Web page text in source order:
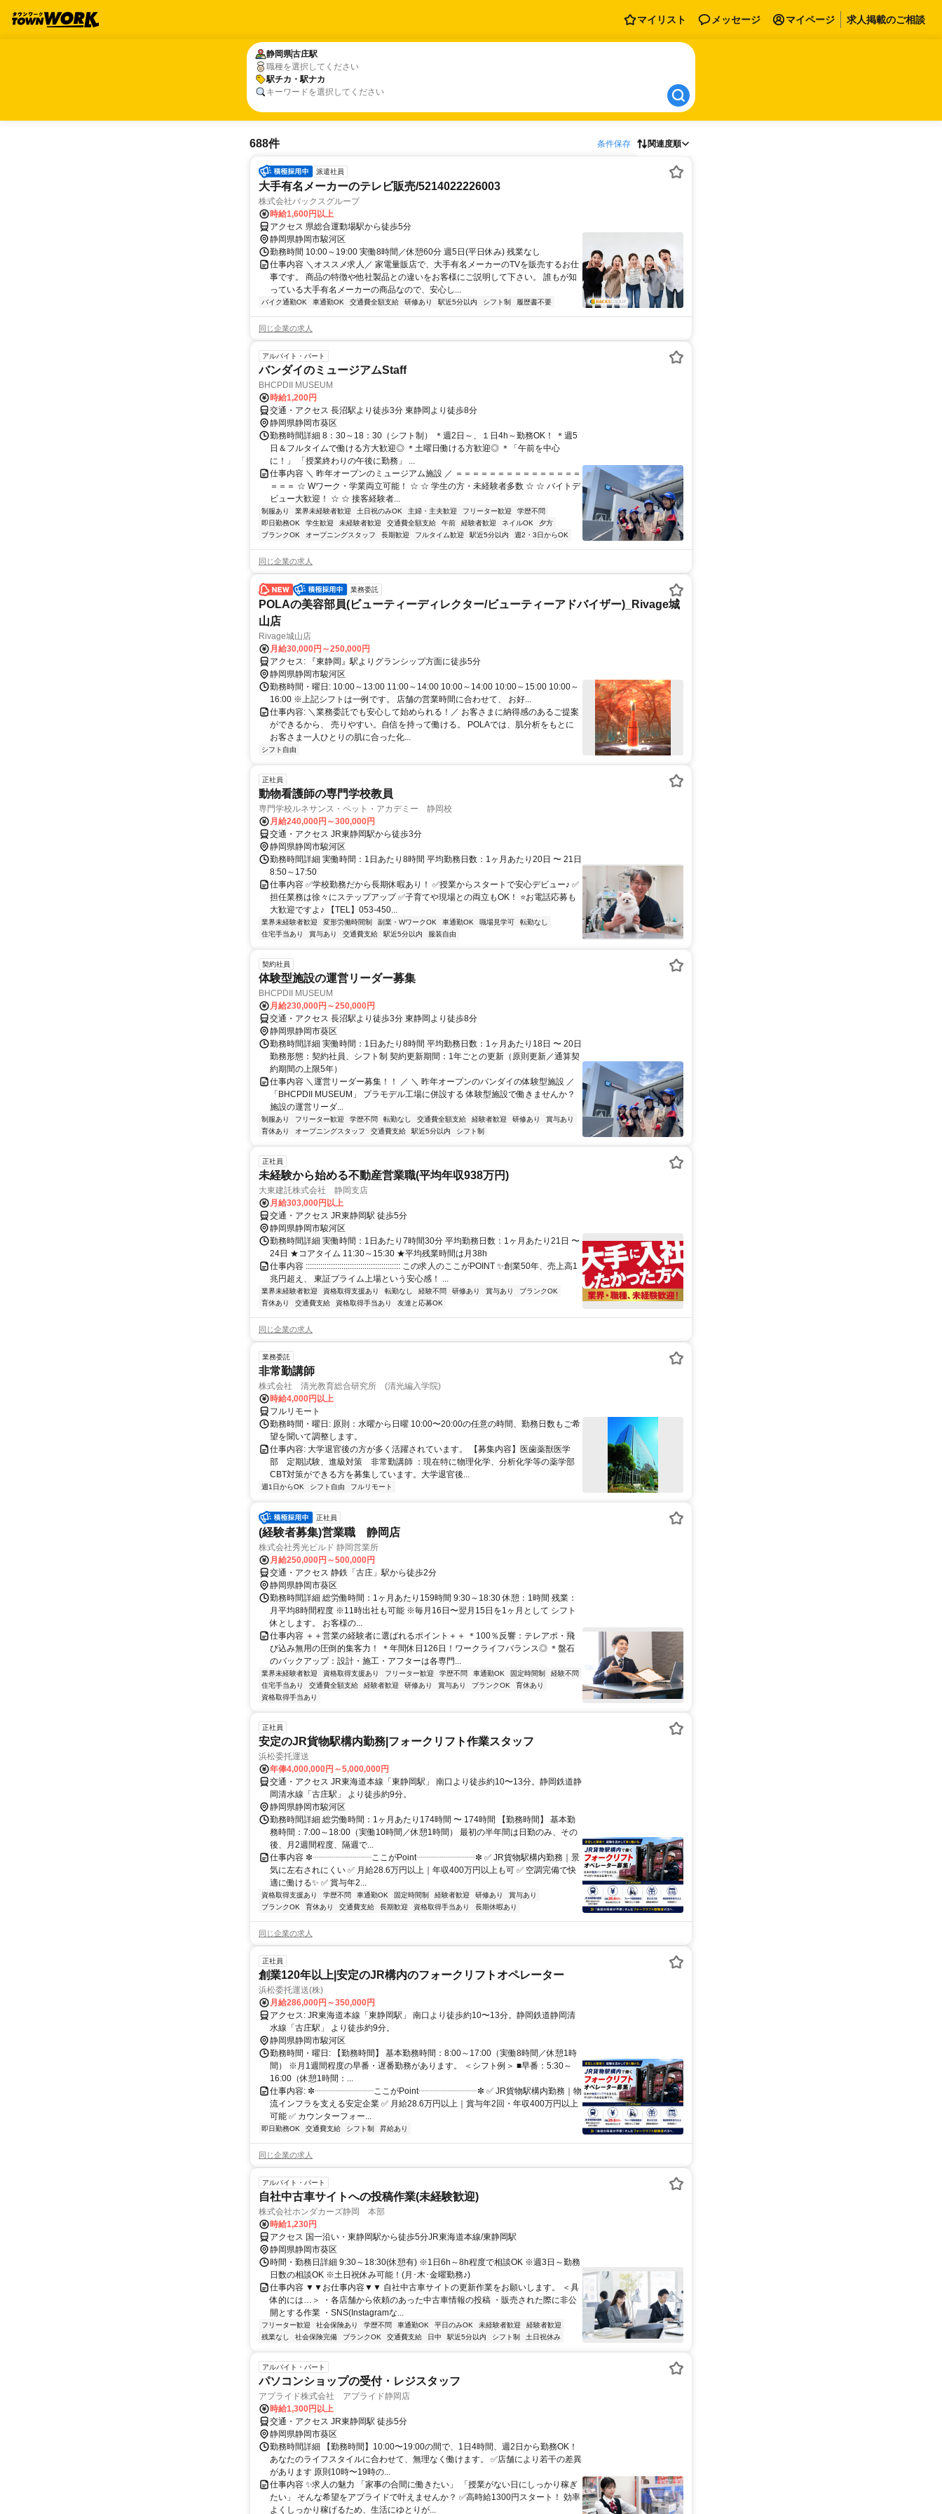
マイリスト メッセージ マイページ 求人掲載のご相談
静岡県古庄駅
職種を選択してください
駅チカ・駅ナカ
キーワードを選択してください
静岡県古庄駅
駅チカ・駅ナカ
688件 条件保存 関連度順
派遣社員
大手有名メーカーのテレビ販売/5214022226003
株式会社バックスグループ
時給1,600円以上
アクセス 県総合運動場駅から徒歩5分
静岡県静岡市駿河区
勤務時間 10:00～19:00 実働8時間／休憩60分 週5日(平日休み) 残業なし
仕事内容 ＼オススメ求人／ 家電量販店で、大手有名メーカーのTVを販売するお仕
事です。 商品の特徴や他社製品との違いをお客様にご説明して下さい。 誰もが知
っている大手有名メーカーの商品なので、安心し...
バイク通勤OK 車通勤OK 交通費全額支給 研修あり 駅近5分以内 シフト制 履歴書不要
同じ企業の求人
アルバイト・パート
バンダイのミュージアムStaff
BHCPDII MUSEUM
時給1,200円
交通・アクセス 長沼駅より徒歩3分 東静岡より徒歩8分
静岡県静岡市葵区
勤務時間詳細 8：30～18：30（シフト制） ＊週2日～、１日4h～勤務OK！ ＊週5
日＆フルタイムで働ける方大歓迎◎ ＊土曜日働ける方歓迎◎ ＊「午前を中心
に！」 「授業終わりの午後に勤務」 ...
仕事内容 ＼ 昨年オープンのミュージアム施設 ／ ＝＝＝＝＝＝＝＝＝＝＝＝＝＝＝
＝＝＝ ☆ Wワーク・学業両立可能！ ☆ ☆ 学生の方・未経験者多数 ☆ ☆ バイトデ
ビュー大歓迎！ ☆ ☆ 接客経験者...
制服あり 業界未経験者歓迎 土日祝のみOK 主婦・主夫歓迎 フリーター歓迎
学歴不問
即日勤務OK
学生歓迎 未経験者歓迎 交通費全額支給 午前 経験者歓迎 ネイルOK
夕方
ブランクOK
オープニングスタッフ 長期歓迎 フルタイム歓迎 駅近5分以内 週2・3日からOK
同じ企業の求人
業務委託
POLAの美容部員(ビューティーディレクター/ビューティーアドバイザー)_Rivage城
山店
Rivage城山店
月給30,000円～250,000円
アクセス: 『東静岡』駅よりグランシップ方面に徒歩5分
静岡県静岡市駿河区
勤務時間・曜日: 10:00～13:00 11:00～14:00 10:00～14:00 10:00～15:00 10:00～
16:00 ※上記シフトは一例です。 店舗の営業時間に合わせて、 お好...
仕事内容: ＼業務委託でも安心して始められる！／ お客さまに納得感のあるご提案
ができるから、 売りやすい。自信を持って働ける。 POLAでは、肌分析をもとに
お客さま一人ひとりの肌に合った化...
シフト自由
正社員
動物看護師の専門学校教員
専門学校ルネサンス・ペット・アカデミー 静岡校
月給240,000円～300,000円
交通・アクセス JR東静岡駅から徒歩3分
静岡県静岡市駿河区
勤務時間詳細 実働時間：1日あたり8時間 平均勤務日数：1ヶ月あたり20日 〜 21日
8:50～17:50
仕事内容 ✅学校勤務だから長期休暇あり！ ✅授業からスタートで安心デビュー♪ ✅
担任業務は徐々にステップアップ ✅子育てや現場との両立もOK！ ⭐お電話応募も
大歓迎ですよ♪ 【TEL】053-450...
業界未経験者歓迎 変形労働時間制 副業・WワークOK 車通勤OK 職場見学可
転勤なし
住宅手当あり
賞与あり 交通費支給 駅近5分以内 服装自由
契約社員
体験型施設の運営リーダー募集
BHCPDII MUSEUM
月給230,000円～250,000円
交通・アクセス 長沼駅より徒歩3分 東静岡より徒歩8分
静岡県静岡市葵区
勤務時間詳細 実働時間：1日あたり8時間 平均勤務日数：1ヶ月あたり18日 〜 20日
勤務形態：契約社員、シフト制 契約更新期間：1年ごとの更新（原則更新／通算契
約期間の上限5年）
仕事内容 ＼運営リーダー募集！！ ／ ＼ 昨年オープンのバンダイの体験型施設 ／
「BHCPDII MUSEUM」 プラモデル工場に併設する 体験型施設で働きませんか？
施設の運営リーダ...
制服あり フリーター歓迎 学歴不問 転勤なし 交通費全額支給 経験者歓迎 研修あり
賞与あり
育休あり
オープニングスタッフ 交通費支給 駅近5分以内 シフト制
正社員
未経験から始める不動産営業職(平均年収938万円)
大東建託株式会社 静岡支店
月給303,000円以上
交通・アクセス JR東静岡駅 徒歩5分
静岡県静岡市駿河区
勤務時間詳細 実働時間：1日あたり7時間30分 平均勤務日数：1ヶ月あたり21日 〜
24日 ★コアタイム 11:30～15:30 ★平均残業時間は月38h
仕事内容 ::::::::::::::::::::::::::::::::::::::::::::: この求人のここがPOINT ✨創業50年、売上高1
兆円超え、 東証プライム上場という安心感！ ...
業界未経験者歓迎 資格取得支援あり 転勤なし 経験不問 研修あり 賞与あり
ブランクOK
育休あり
交通費支給 資格取得手当あり 友達と応募OK
同じ企業の求人
業務委託
非常勤講師
株式会社 清光教育総合研究所 (清光編入学院)
時給4,000円以上
フルリモート
勤務時間・曜日: 原則：水曜から日曜 10:00〜20:00の任意の時間、勤務日数もご希
望を聞いて調整します。
仕事内容: 大学退官後の方が多く活躍されています。 【募集内容】医歯薬獣医学
部 定期試験、進級対策 非常勤講師 ：現在特に物理化学、分析化学等の薬学部
CBT対策ができる方を募集しています。大学退官後...
週1日からOK シフト自由 フルリモート
正社員
(経験者募集)営業職 静岡店
株式会社秀光ビルド 静岡営業所
月給250,000円～500,000円
交通・アクセス 静鉄「古庄」駅から徒歩2分
静岡県静岡市葵区
勤務時間詳細 総労働時間：1ヶ月あたり159時間 9:30～18:30 休憩：1時間 残業：
月平均8時間程度 ※11時出社も可能 ※毎月16日〜翌月15日を1ヶ月として シフト
休とします。 お客様の...
仕事内容 ＋＋営業の経験者に選ばれるポイント＋＋ ＊100％反響：テレアポ・飛
び込み無用の圧倒的集客力！ ＊年間休日126日！ワークライフバランス◎ ＊盤石
のバックアップ：設計・施工・アフターは各専門...
業界未経験者歓迎 資格取得支援あり フリーター歓迎 学歴不問 車通勤OK 固定時間制
経験不問
住宅手当あり
交通費全額支給 経験者歓迎 研修あり 賞与あり ブランクOK
育休あり
資格取得手当あり
正社員
安定のJR貨物駅構内勤務|フォークリフト作業スタッフ
浜松委托運送
年俸4,000,000円～5,000,000円
交通・アクセス JR東海道本線「東静岡駅」 南口より徒歩約10〜13分。静岡鉄道静
岡清水線「古庄駅」 より徒歩約9分。
静岡県静岡市駿河区
勤務時間詳細 総労働時間：1ヶ月あたり174時間 〜 174時間 【勤務時間】 基本勤
務時間：7:00～18:00（実働10時間／休憩1時間） 最初の半年間は日勤のみ、その
後、月2週間程度、隔週で...
仕事内容 ✼┈┈┈┈┈┈┈ここがPoint┈┈┈┈┈┈┈✼ ✅ JR貨物駅構内勤務｜景
気に左右されにくい ✅ 月給28.6万円以上｜年収400万円以上も可 ✅ 空調完備で快
適に働ける✨ ✅ 賞与年2...
資格取得支援あり 学歴不問 車通勤OK 固定時間制 経験者歓迎 研修あり
賞与あり
ブランクOK
育休あり 交通費支給 長期歓迎 資格取得手当あり 長期休暇あり
同じ企業の求人
正社員
創業120年以上|安定のJR構内のフォークリフトオペレーター
浜松委托運送(株)
月給286,000円～350,000円
アクセス: JR東海道本線「東静岡駅」 南口より徒歩約10〜13分。静岡鉄道静岡清
水線「古庄駅」 より徒歩約9分。
静岡県静岡市駿河区
勤務時間・曜日: 【勤務時間】 基本勤務時間：8:00～17:00（実働8時間／休憩1時
間） ※月1週間程度の早番・遅番勤務があります。 ＜シフト例＞ ■早番：5:30～
16:00（休憩1時間：...
仕事内容: ✼┈┈┈┈┈┈┈ここがPoint┈┈┈┈┈┈┈✼ ✅ JR貨物駅構内勤務｜物
流インフラを支える安定企業 ✅ 月給28.6万円以上｜賞与年2回・年収400万円以上
可能 ✅ カウンターフォー...
即日勤務OK 交通費支給 シフト制 昇給あり
同じ企業の求人
アルバイト・パート
自社中古車サイトへの投稿作業(未経験歓迎)
株式会社ホンダカーズ静岡 本部
時給1,230円
アクセス 国一沿い・東静岡駅から徒歩5分JR東海道本線/東静岡駅
静岡県静岡市葵区
時間・勤務日詳細 9:30～18:30(休憩有) ※1日6h～8h程度で相談OK ※週3日～勤務
日数の相談OK ※土日祝休み可能！(月･木･金曜勤務♪)
仕事内容 ▼▼お仕事内容▼▼ 自社中古車サイトの更新作業をお願いします。 ＜具
体的には…＞ ・各店舗から依頼のあった中古車情報の投稿 ・販売された際に非公
開とする作業 ・SNS(Instagramな...
フリーター歓迎 社会保険あり 学歴不問 車通勤OK 平日のみOK 未経験者歓迎
経験者歓迎
残業なし
社会保険完備 ブランクOK 交通費支給 日中 駅近5分以内 シフト制 土日祝休み
アルバイト・パート
パソコンショップの受付・レジスタッフ
アプライド株式会社 アプライド静岡店
時給1,300円以上
交通・アクセス JR東静岡駅 徒歩5分
静岡県静岡市葵区
勤務時間詳細 【勤務時間】10:00〜19:00の間で、1日4時間、週2日から勤務OK！
あなたのライフスタイルに合わせて、無理なく働けます。 ✅店舗により若干の差異
があります 原則10時〜19時の...
仕事内容 ✨求人の魅力 「家事の合間に働きたい」 「授業がない日にしっかり稼ぎ
たい」 そんな希望をアプライドで叶えませんか？ ✅高時給1300円スタート！ 効率
よくしっかり稼げるため、生活にゆとりが...